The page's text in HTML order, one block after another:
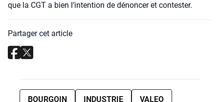
que la CGT a bien l’intention de dénon­cer et contes­ter.
Partager cet article
BOURGOIN INDUSTRIE VALEO